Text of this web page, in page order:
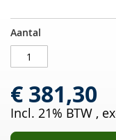
Roetfilter
BMW
120d
OP
VOORRAAD
Aantal
€ 381,30
Incl. 21% BTW ,